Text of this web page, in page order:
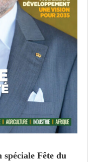
spéciale Fête du